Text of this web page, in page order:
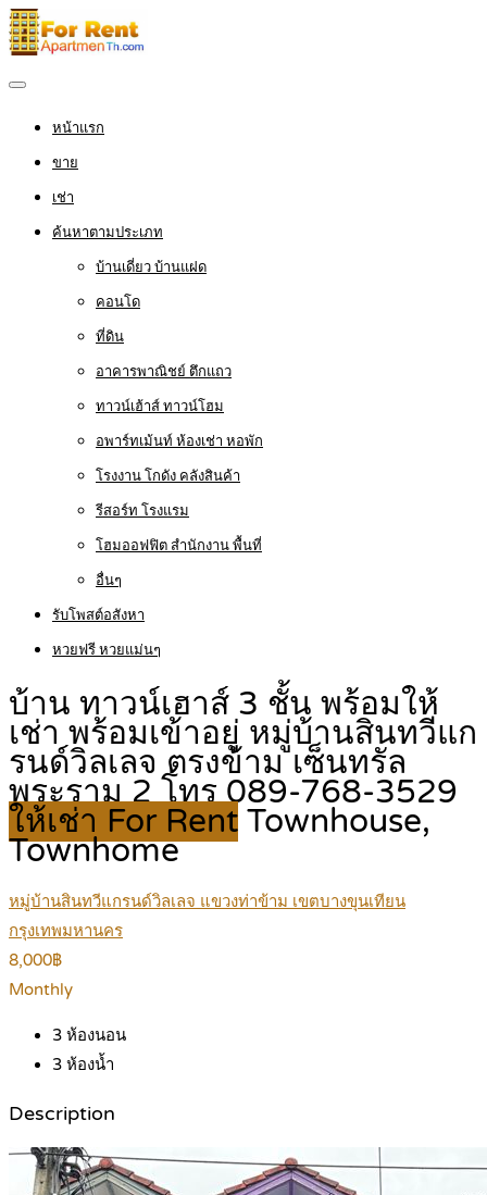
หน้าแรก
ขาย
เช่า
ค้นหาตามประเภท
บ้านเดี่ยว บ้านแฝด
คอนโด
ที่ดิน
อาคารพาณิชย์ ตึกแถว
ทาวน์เฮ้าส์ ทาวน์โฮม
อพาร์ทเม้นท์ ห้องเช่า หอพัก
โรงงาน โกดัง คลังสินค้า
รีสอร์ท โรงแรม
โฮมออฟฟิต สำนักงาน พื้นที่
อื่นๆ
รับโพสต์อสังหา
หวยฟรี หวยแม่นๆ
บ้าน ทาวน์เฮาส์ 3 ชั้น พร้อมให้
เช่า พร้อมเข้าอยู่ หมู่บ้านสินทวีแก
รนด์วิลเลจ ตรงข้าม เซ็นทรัล
พระราม 2 โทร 089-768-3529
ให้เช่า For Rent Townhouse,
Townhome
หมู่บ้านสินทวีแกรนด์วิลเลจ แขวงท่าข้าม เขตบางขุนเทียน
กรุงเทพมหานคร
8,000฿
Monthly
3 ห้องนอน
3 ห้องน้ำ
Description